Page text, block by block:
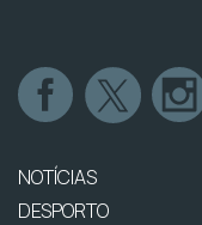
NOTÍCIAS
DESPORTO